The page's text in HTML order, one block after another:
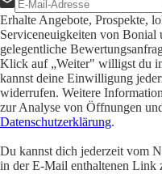
Erhalte Angebote, Prospekte,
Serviceneuigkeiten von Bonial
gelegentliche
Klick auf „Weiter" willigst du
kannst deine Einwilligung
widerrufen. Weitere
zur Analyse von Öffnungen
Datenschutzerklärung.
Du kannst dich jederzeit vom
in der E-Mail enthaltenen Link